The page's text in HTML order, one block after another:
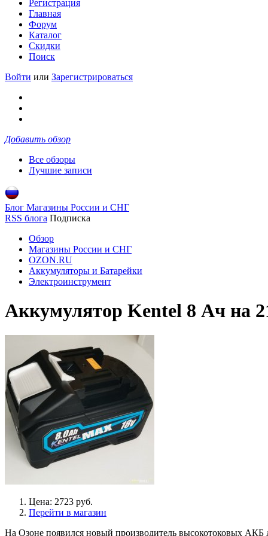
Регистрация
Главная
Форум
Каталог
Скидки
Поиск
Войти или Зарегистрироваться
Добавить обзор
Все обзоры
Лучшие записи
Блог Магазины России и СНГ
RSS блога Подписка
Обзор
Магазины России и СНГ
OZON.RU
Аккумуляторы и Батарейки
Электроинструмент
Аккумулятор Kentel 8 Ач на
Цена: 2723 руб.
Перейти в магазин
На Озоне появился новый производитель высокотоковых АКБ